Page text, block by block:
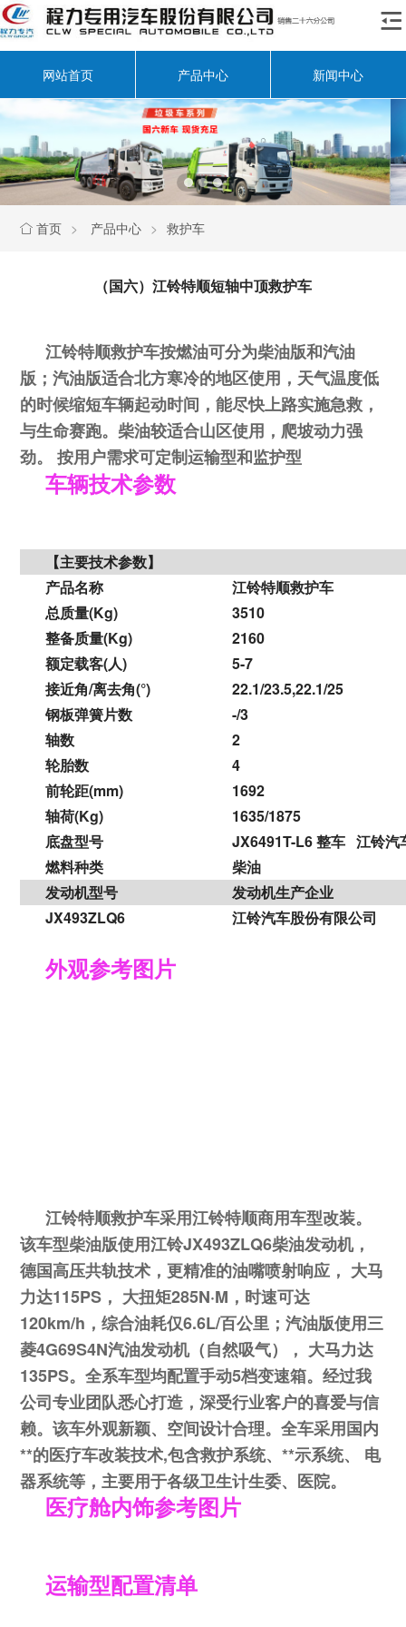

网站首页 产品中心 新闻中心
 首页 > 产品中心 > 救护车
（国六）江铃特顺短轴中顶救护车
江铃特顺救护车按燃油可分为柴油版和汽油
版；汽油版适合北方寒冷的地区使用，天气温度低
的时候缩短车辆起动时间，能尽快上路实施急救，
与生命赛跑。柴油较适合山区使用，爬坡动力强
劲。
按用户需求可定制运输型和监护型
车辆技术参数
【主要技术参数】
产品名称
江铃特顺救护车
总质量(Kg)
3510
整备质量(Kg)
2160
额定载客(人)
5-7
接近角/离去角(°)
22.1/23.5,22.1/25
钢板弹簧片数
-/3
轴数
2
轮胎数
4
前轮距(mm)
1692
轴荷(Kg)
1635/1875
底盘型号
JX6491T-L6 整车 江铃汽
燃料种类
柴油
发动机型号
发动机生产企业
JX493ZLQ6
江铃汽车股份有限公司
外观参考图片
江铃特顺救护车采用江铃特顺商用车型改装。
该车型柴油版使用江铃JX493ZLQ6柴油发动机，
德国高压共轨技术，更精准的油嘴喷射响应， 大马
力达115PS， 大扭矩285N·M，时速可达
120km/h，综合油耗仅6.6L/百公里；汽油版使用三
菱4G69S4N汽油发动机（自然吸气）， 大马力达
135PS。全系车型均配置手动5档变速箱。经过我
公司专业团队悉心打造，深受行业客户的喜爱与信
赖。该车外观新颖、空间设计合理。全车采用国内
**的医疗车改装技术,包含救护系统、**示系统、 电
器系统等，主要用于各级卫生计生委、医院。
医疗舱内饰参考图片
运输型配置清单